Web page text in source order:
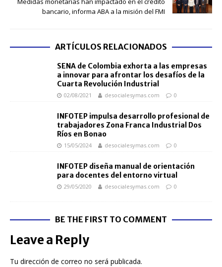
bancario, informa ABA a la misión del FMI
ARTÍCULOS RELACIONADOS
SENA de Colombia exhorta a las empresas
a innovar para afrontar los desafíos de la
Cuarta Revolución Industrial
02/08/2021 desocialesymas.com 0
INFOTEP impulsa desarrollo profesional de
trabajadores Zona Franca Industrial Dos
Ríos en Bonao
15/05/2024 desocialesymas.com 0
INFOTEP diseña manual de orientación
para docentes del entorno virtual
29/05/2020 desocialesymas.com 0
BE THE FIRST TO COMMENT
Leave a Reply
Tu dirección de correo no será publicada.